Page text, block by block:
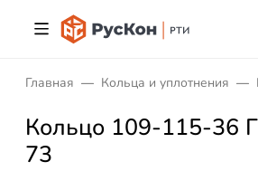
Главная Кольца и уплотнения
Кольцо 109-115-36
73